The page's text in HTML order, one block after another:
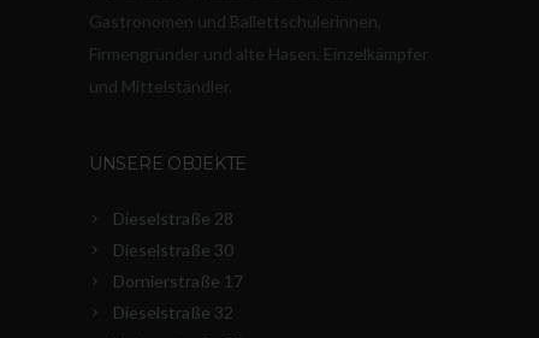
Gastronomen und Ballettschülerinnen,
Firmengründer und alte Hasen, Einzelkämpfer
und Mittelständler.
UNSERE OBJEKTE
Dieselstraße 28
Dieselstraße 30
Dornierstraße 17
Dieselstraße 32